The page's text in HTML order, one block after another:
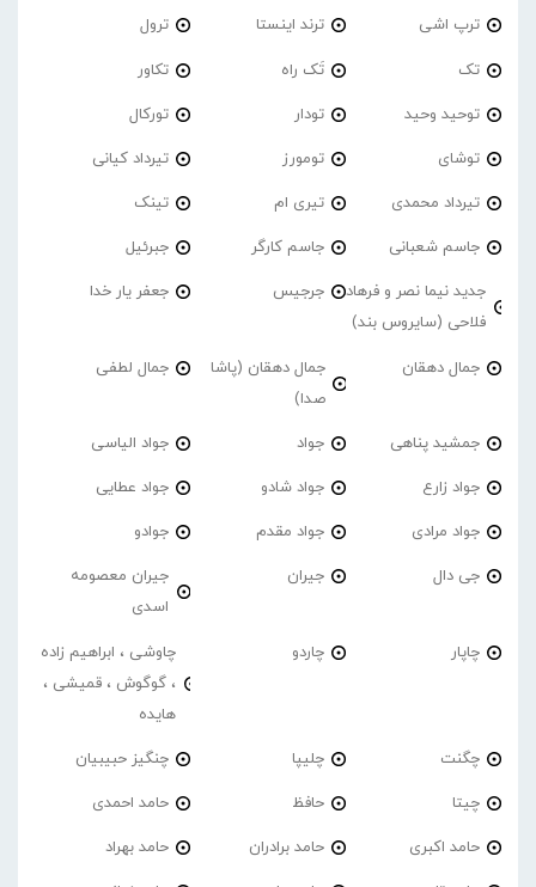
ترپ اشی ترند اینستا ترول
تک تَک راه تکاور
توحید وحید تودار تورکال
توشای تومورز تیرداد کیانی
تیرداد محمدی تیری ام تینک
جاسم شعبانی جاسم کارگر جبرئیل
جدید نیما نصر و فرهاد
فلاحی (سایروس بند)
جرجیس جعفر یار خدا
جمال دهقان
جمال دهقان (پاشا
صدا)
جمال لطفی
جمشید پناهی جواد جواد الیاسی
جواد زارع جواد شادو جواد عطایی
جواد مرادی جواد مقدم جوادو
جی دال جیران
جیران معصومه
اسدی
چاپار چاردو
چاوشی ، ابراهیم زاده
، گوگوش ، قمیشی ،
هایده
چگنت چلیپا چنگیز حبیبیان
چیتا حافظ حامد احمدی
حامد اکبری حامد برادران حامد بهراد